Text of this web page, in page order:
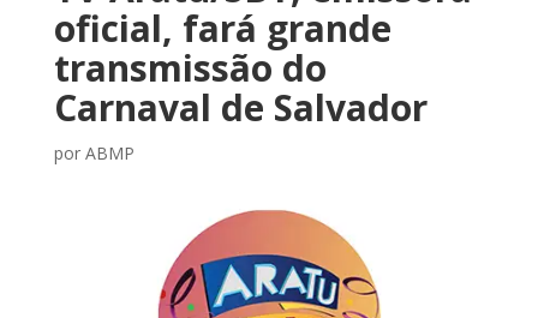
oficial, fará grande
transmissão do
Carnaval de Salvador
por ABMP